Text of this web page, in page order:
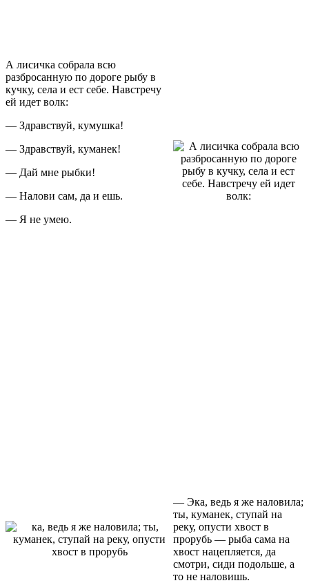
А лисичка собрала всю
разбросанную по дороге рыбу в
кучку, села и ест себе. Навстречу
ей идет волк:
— Здравствуй, кумушка!
— Здравствуй, куманек!
— Дай мне рыбки!
— Налови сам, да и ешь.
— Я не умею.
— Эка, ведь я же наловила;
ты, куманек, ступай на
реку, опусти хвост в
прорубь — рыба сама на
хвост нацепляется, да
смотри, сиди подольше, а
то не наловишь.